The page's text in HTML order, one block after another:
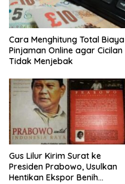
Cara Menghitung Total Biaya
Pinjaman Online agar Cicilan
Tidak Menjebak
Gus Lilur Kirim Surat ke
Presiden Prabowo, Usulkan
Hentikan Ekspor Benih